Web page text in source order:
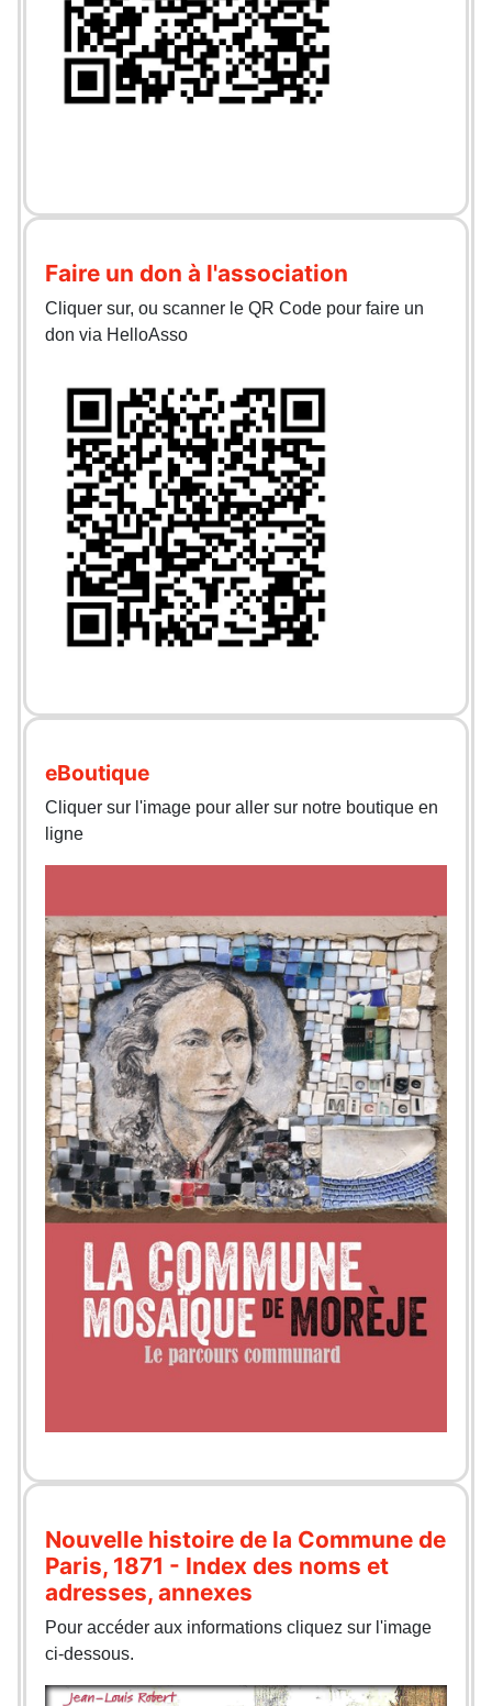
Faire un don à l'association
Cliquer sur, ou scanner le QR Code pour faire un
don via HelloAsso
eBoutique
Cliquer sur l'image pour aller sur notre boutique en
ligne
Nouvelle histoire de la Commune de
Paris, 1871 - Index des noms et
adresses, annexes
Pour accéder aux informations cliquez sur l'image
ci-dessous.